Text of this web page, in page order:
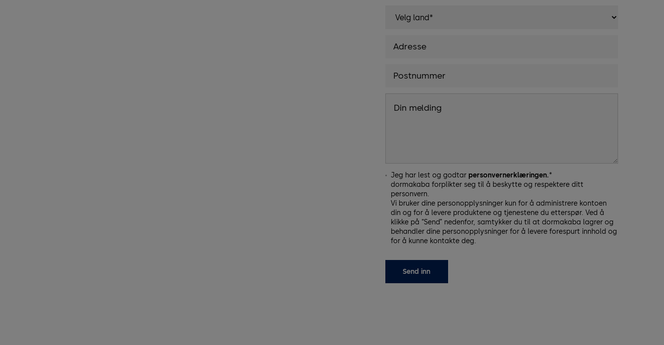
Jeg har lest og godtar personvernerklæringen.*
dormakaba forplikter seg til å beskytte og respektere ditt
personvern.
Vi bruker dine personopplysninger kun for å administrere kontoen
din og for å levere produktene og tjenestene du etterspør. Ved å
klikke på “Send” nedenfor, samtykker du til at dormakaba lagrer og
behandler dine personopplysninger for å levere forespurt innhold og
for å kunne kontakte deg.